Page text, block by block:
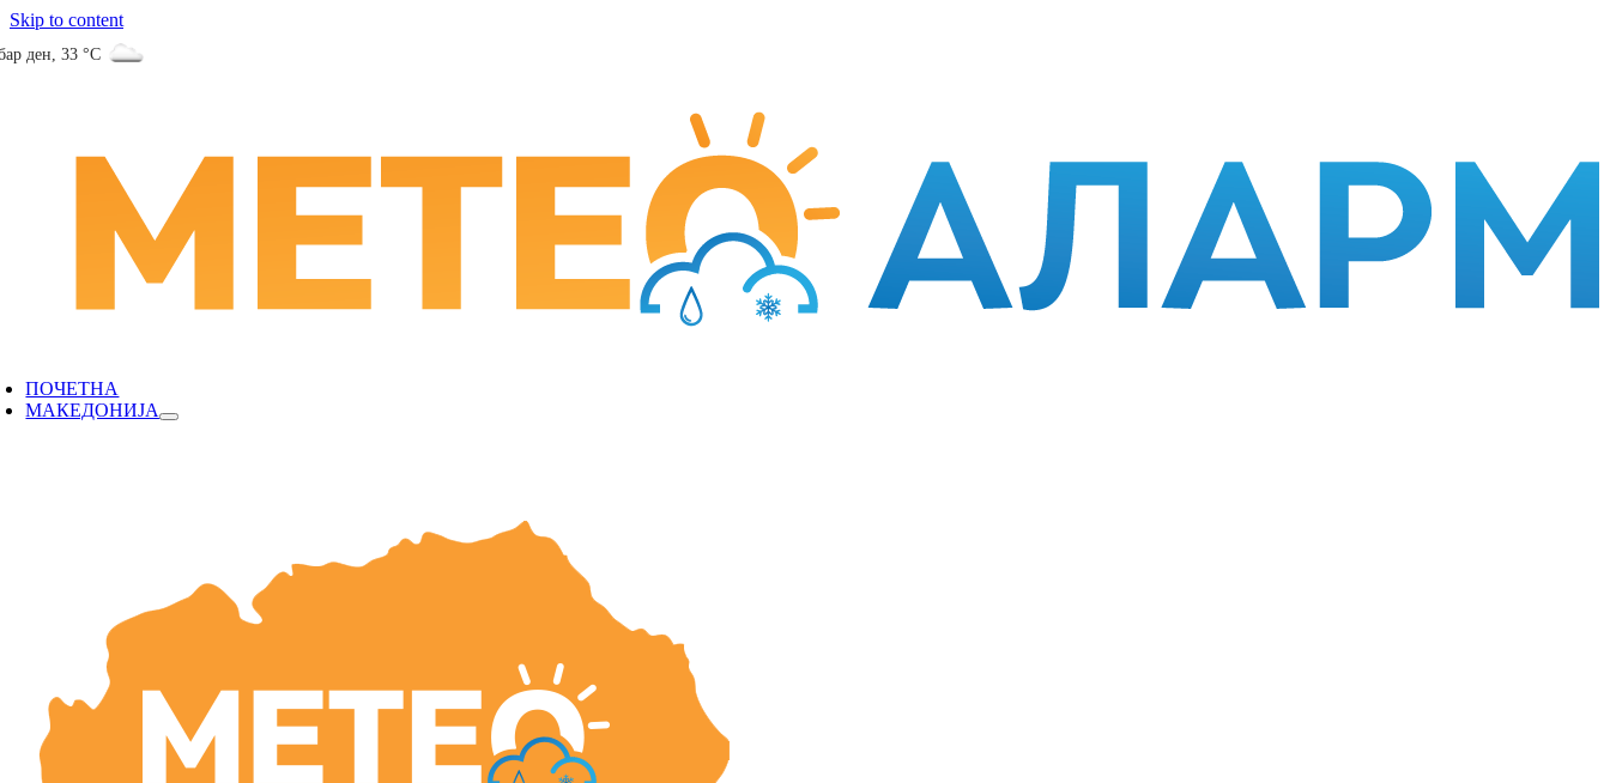
Skip to content
ден,33 °C
ПОЧЕТНА
МАКЕДОНИЈА